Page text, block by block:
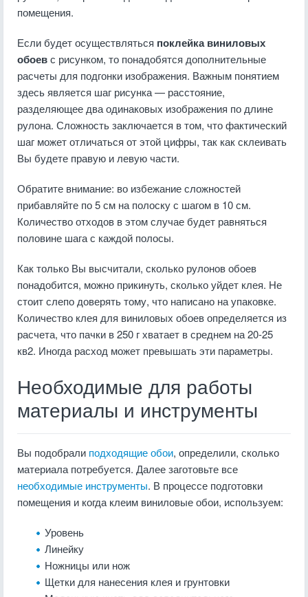
помещения.
Если будет осуществляться поклейка виниловых
обоевс рисунком, то понадобятся дополнительные
расчеты для подгонки изображения. Важным понятием
здесь является шаг рисунка — расстояние,
разделяющее два одинаковых изображения по длине
рулона. Сложность заключается в том, что фактический
шаг может отличаться от этой цифры, так как склеивать
Вы будете правую и левую части.
Обратите внимание: во избежание сложностей
прибавляйте по 5 см на полоску с шагом в 10 см.
Количество отходов в этом случае будет равняться
половине шага с каждой полосы.
Как только Вы высчитали, сколько рулонов обоев
понадобится, можно прикинуть, сколько уйдет клея. Не
стоит слепо доверять тому, что написано на упаковке.
Количество клея для виниловых обоев определяется из
расчета, что пачки в 250 г хватает в среднем на 20-25
кв2. Иногда расход может превышать эти параметры.
Необходимые для работы
материалы и инструменты
Вы подобрали подходящие обои, определили, сколько
материала потребуется. Далее заготовьте все
необходимые инструменты. В процессе подготовки
помещения и когда клеим виниловые обои, используем:
Уровень
Линейку
Ножницы или нож
Щетки для нанесения клея и грунтовки